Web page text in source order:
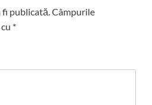
fi publicată.Câmpurile
*